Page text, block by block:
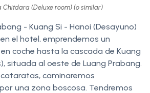
Chitdara (Deluxe room) (o similar)
- Kuang Si - Hanoi (Desayuno)
el hotel, emprendemos un
coche hasta la cascada de Kuang
situada al oeste de Luang Prabang.
caminaremos
una zona boscosa. Tendremos